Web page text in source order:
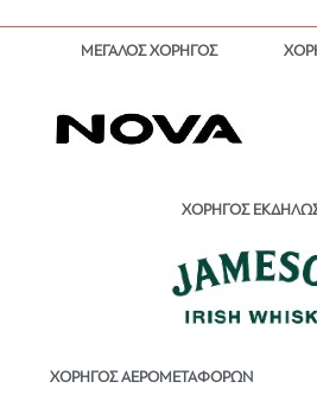
ΜΕΓΑΛΟΣ ΧΟΡΗΓΟΣ
ΧΟΡΗΓΟΣ
ΧΟΡΗΓΟΣ ΑΕΡΟΜΕΤΑΦΟΡΩΝ